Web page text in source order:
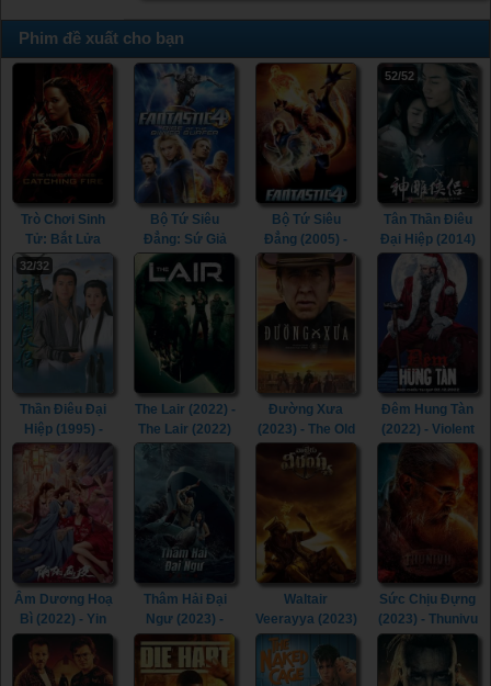
Phim đề xuất cho bạn
Trò Chơi Sinh
Tử: Bắt Lửa
(2013) - The
Hunger Games:
Catching Fire
(2013)
Bộ Tứ Siêu
Đẳng: Sứ Giả
Bạc (2007) -
Fantastic Four:
Rise of the
Silver Surfer
(2007)
Bộ Tứ Siêu
Đẳng (2005) -
Fantastic Four
(2005)
52/52
Tân Thần Điêu
Đại Hiệp (2014)
- The Romance
of the Condor
Heroes (2014)
32/32
Thần Điêu Đại
Hiệp (1995) -
Return of The
Condor Heroes
(1995)
The Lair (2022) -
The Lair (2022)
Đường Xưa
(2023) - The Old
Way (2023)
Đêm Hung Tàn
(2022) - Violent
Night (2022)
Âm Dương Hoạ
Bì (2022) - Yin
Yang Painted
Skin (2022)
Thâm Hải Đại
Ngư (2023) -
Monster of The
Deep (2023)
Waltair
Veerayya (2023)
- Waltair
Veerayya (2023)
Sức Chịu Đựng
(2023) - Thunivu
(2023)